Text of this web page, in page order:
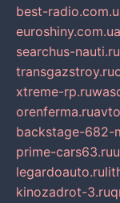
best-
euroshiny.com.ua
searchus-nauti.ru
transgazstroy.ru
xtreme-rp.ru
orenferma.ru
backstage-682-
prime-cars63.ru
legardoauto.ru
kinozadrot-3.ru